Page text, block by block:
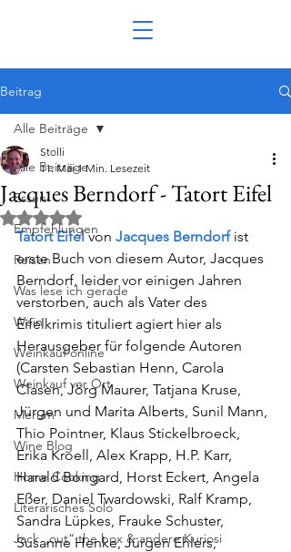
Beitrag
Alle Beiträge
Essen
Empfehlungen
Reisen
Was lese ich gerade
Wein
Weinkauf online
Weinkauf vor Ort
Merum
Wine Blog
Home Cooking
Literarisches Solo
Jack „out“ the box & andere Kuriosi
Alle Beiträge
Jacques Berndorf - Tatort Eifel
Stolli
11. Mai 1 Min. Lesezeit
Mit NaN von 5 Sternen bewertet.
Tatort Eifel von Jacques Berndorf ist
erste Buch von diesem Autor, Jacques
Berndorf, leider vor einigen Jahren
verstorben, auch als Vater des
Eifelkrimis tituliert agiert hier als
Herausgeber für folgende Autoren
(Carsten Sebastian Henn, Carola
Clasen, Jörg Maurer, Tatjana Kruse,
Jürgen und Marita Alberts, Sunil Mann,
Thio Pointner, Klaus Stickelbroeck,
Erika Kroell, Alex Krapp, H.P. Karr,
Harald Bongard, Horst Eckert, Angela
Eßer, Daniel Twardowski, Ralf Kramp,
Sandra Lüpkes, Frauke Schuster,
Susanne Henke, Jürgen Ehlers,